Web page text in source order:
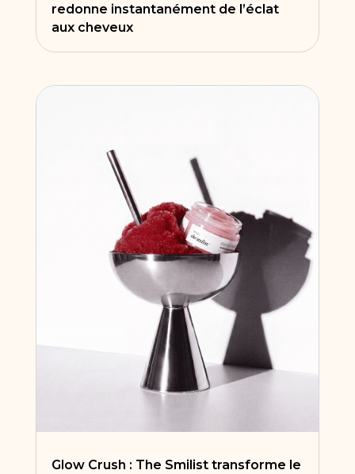
redonne instantanément de l’éclat
aux cheveux
Glow Crush : The Smilist transforme le